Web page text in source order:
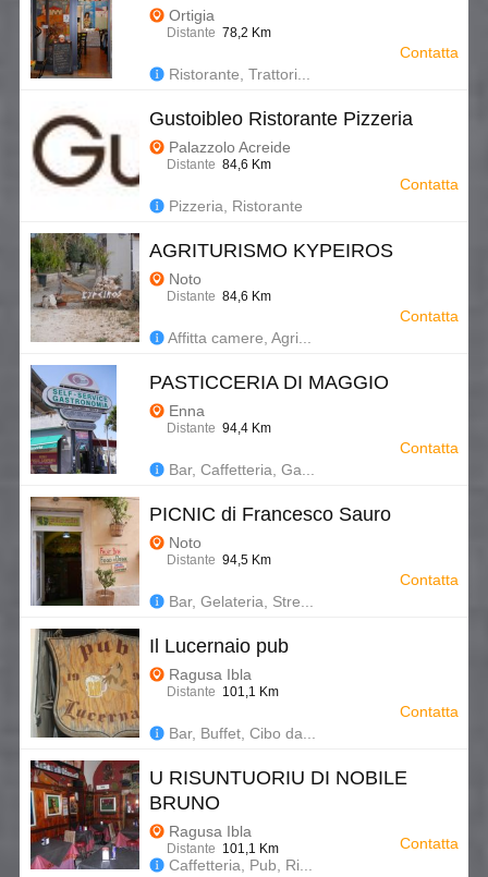
Ortigia
Distante 78,2 Km
Ristorante, Trattori...
Contatta
Gustoibleo Ristorante Pizzeria
Palazzolo Acreide
Distante 84,6 Km
Pizzeria, Ristorante
Contatta
AGRITURISMO KYPEIROS
Noto
Distante 84,6 Km
Affitta camere, Agri...
Contatta
PASTICCERIA DI MAGGIO
Enna
Distante 94,4 Km
Bar, Caffetteria, Ga...
Contatta
PICNIC di Francesco Sauro
Noto
Distante 94,5 Km
Bar, Gelateria, Stre...
Contatta
Il Lucernaio pub
Ragusa Ibla
Distante 101,1 Km
Bar, Buffet, Cibo da...
Contatta
U RISUNTUORIU DI NOBILE
BRUNO
Ragusa Ibla
Distante 101,1 Km
Caffetteria, Pub, Ri...
Contatta